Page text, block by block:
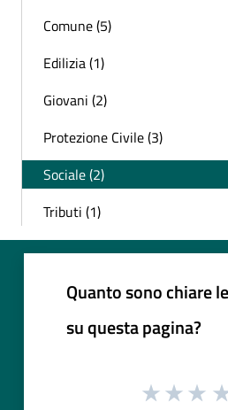
Comune (5)
Edilizia (1)
Giovani (2)
Protezione Civile (3)
Sociale (2)
Tributi (1)
Quanto sono chiare
su questa pagina?